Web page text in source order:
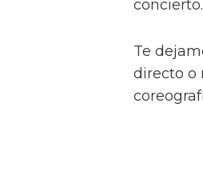
concierto.
Te
directo o